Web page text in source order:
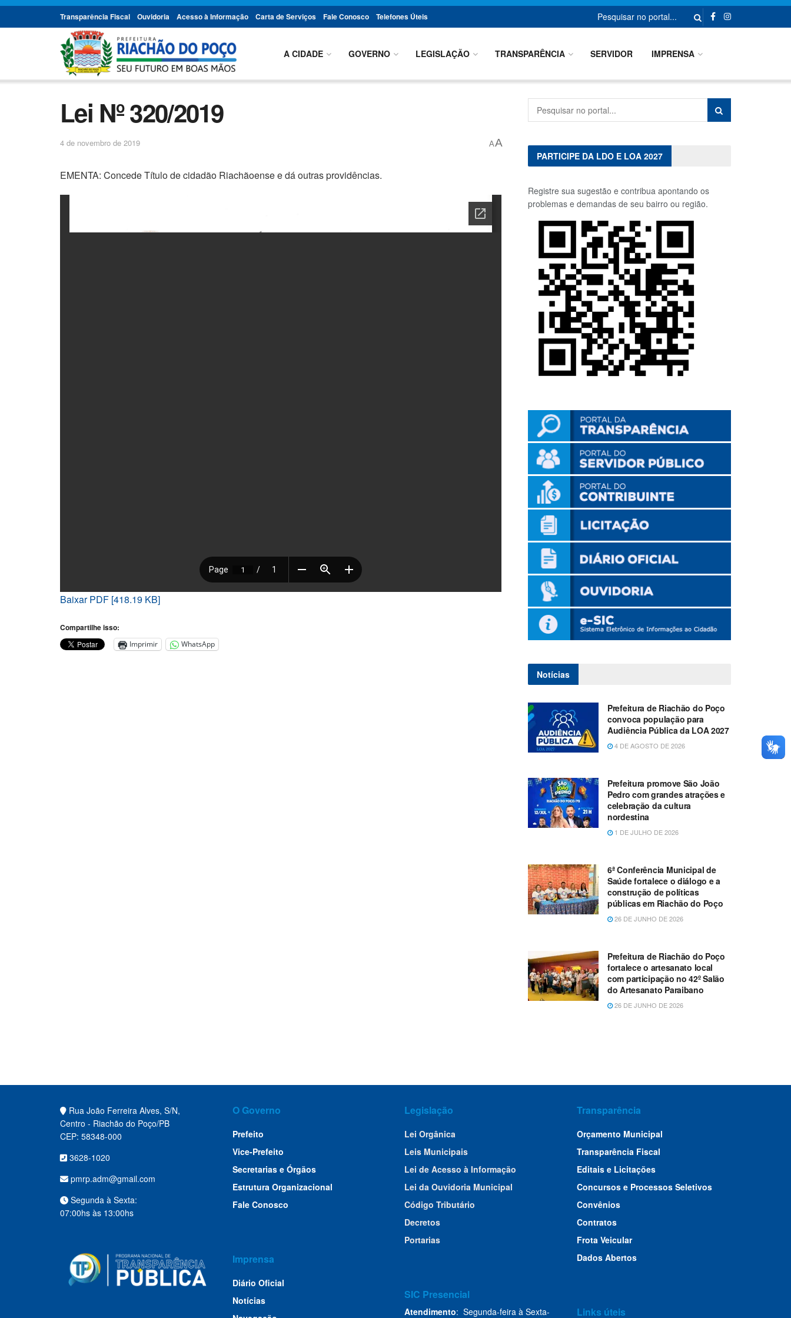
Transparência Fiscal Ouvidoria Acesso à Informação Carta de Serviços Fale Conosco Telefones Úteis
A CIDADE GOVERNO LEGISLAÇÃO TRANSPARÊNCIA SERVIDOR IMPRENSA
Lei Nº 320/2019
4 de novembro de 2019 AA
EMENTA: Concede Título de cidadão Riachãoense e dá outras providências.
Baixar PDF [418.19 KB]
Compartilhe isso:
Imprimir WhatsApp
PARTICIPE DA LDO E LOA 2027
Registre sua sugestão e contribua apontando os
problemas e demandas de seu bairro ou região.
Notícias
Prefeitura de Riachão do Poço
convoca população para
Audiência Pública da LOA 2027
4 DE AGOSTO DE 2026
Prefeitura promove São João
Pedro com grandes atrações e
celebração da cultura
nordestina
1 DE JULHO DE 2026
6ª Conferência Municipal de
Saúde fortalece o diálogo e a
construção de políticas
públicas em Riachão do Poço
26 DE JUNHO DE 2026
Prefeitura de Riachão do Poço
fortalece o artesanato local
com participação no 42º Salão
do Artesanato Paraibano
26 DE JUNHO DE 2026
Rua João Ferreira Alves, S/N,
Centro - Riachão do Poço/PB
CEP: 58348-000
3628-1020
pmrp.adm@gmail.com
Segunda à Sexta:
07:00hs às 13:00hs
O Governo
Prefeito
Vice-Prefeito
Secretarias e Órgãos
Estrutura Organizacional
Fale Conosco
Imprensa
Diário Oficial
Notícias
Legislação
Lei Orgânica
Leis Municipais
Lei de Acesso à Informação
Lei da Ouvidoria Municipal
Código Tributário
Decretos
Portarias
SIC Presencial
Atendimento: Segunda-feira à Sexta-
Transparência
Orçamento Municipal
Transparência Fiscal
Editais e Licitações
Concursos e Processos Seletivos
Convênios
Contratos
Frota Veicular
Dados Abertos
Links úteis